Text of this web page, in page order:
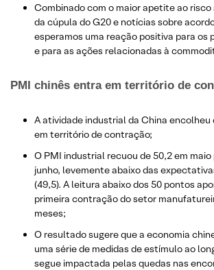
Combinado com o maior apetite ao
da cúpula do G20 e notícias sobre
esperamos uma reação positiva para os
e para as ações relacionadas à
​PMI chinês entra em território de
A atividade industrial da China encolheu
em território de contração;
O PMI industrial recuou de 50,2 em maio
junho, levemente abaixo das
(49,5). A leitura abaixo dos 50 pontos
primeira contração do setor
meses;
O resultado sugere que a economia
uma série de medidas de estímulo ao
segue impactada pelas quedas nas